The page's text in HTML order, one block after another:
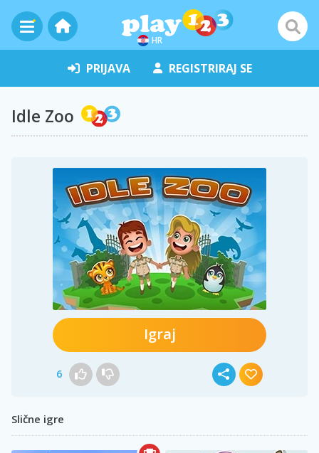
HR
PRIJAVA REGISTRIRAJ SE
Idle Zoo
Igraj
6
Slične igre